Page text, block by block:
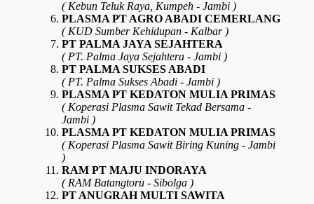
( Kebun Teluk Raya, Kumpeh - Jambi )
PLASMA PT AGRO ABADI CEMERLANG
( KUD Sumber Kehidupan - Kalbar )
PT PALMA JAYA SEJAHTERA
( PT. Palma Jaya Sejahtera - Jambi )
PT PALMA SUKSES ABADI
( PT. Palma Sukses Abadi - Jambi )
PLASMA PT KEDATON MULIA PRIMAS
( Koperasi Plasma Sawit Tekad Bersama -
Jambi )
PLASMA PT KEDATON MULIA PRIMAS
( Koperasi Plasma Sawit Biring Kuning - Jambi
)
RAM PT MAJU INDORAYA
( RAM Batangtoru - Sibolga )
PT ANUGRAH MULTI SAWITA